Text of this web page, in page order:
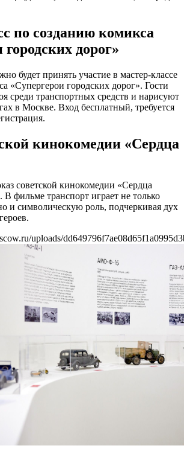
по созданию комикса
дорог»
будет принять участие в мастер-классе
«Супергерои городских дорог». Гости
среди транспортных средств и нарисуют
в Москве. Вход бесплатный, требуется
кинокомедии «Сердца
советской кинокомедии «Сердца
В фильме транспорт играет не только
и символическую роль, подчеркивая дух
uploads/